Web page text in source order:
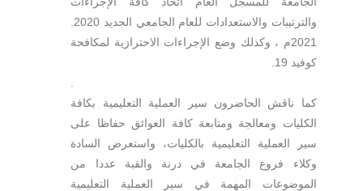
2021م ، وكذلك وضع الإجراءات الاحترازية لمكافحة
كوفيد 19.
كما ناقش الحاضرون سير العملية التعليمية بكافة
الكليات ومعالجة ومتابعة كافة العوائق حفاظا على
سير العملية التعليمية بالكليات، واستعرض السادة
وكلاء فروع الجامعة في درنة والقبة عددا من
الموضوعات المهمة في سير العملية التعليمية